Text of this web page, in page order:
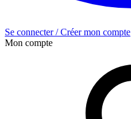
Se connecter / Créer mon compte
Mon compte